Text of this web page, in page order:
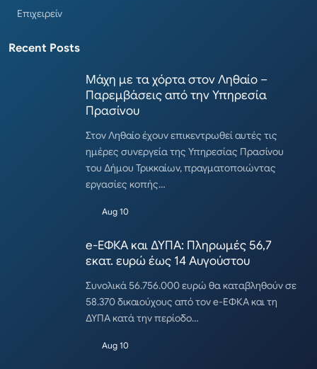
Επιχειρείν
Recent Posts
Μάχη με τα χόρτα στον Ληθαίο –
Παρεμβάσεις από την Υπηρεσία
Πρασίνου
Στον Ληθαίο έχουν επικεντρωθεί αυτές τις
ημέρες συνεργεία της Υπηρεσίας Πρασίνου
του Δήμου Τρικκαίων, πραγματοποιώντας
εργασίες κοπής…
Aug 10
e-ΕΦΚΑ και ΔΥΠΑ: Πληρωμές 56,7
εκατ. ευρώ έως 14 Αυγούστου
Συνολικά 56.756.000 ευρώ θα καταβληθούν σε
58.370 δικαιούχους από τον e-ΕΦΚΑ και τη
ΔΥΠΑ κατά την περίοδο…
Aug 10